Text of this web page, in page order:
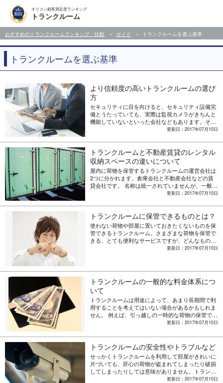
オリコン顧客満足度ランキング
トランクルーム
おすすめのトランクルームランキング・比較 ガイド トランクルームを選ぶ基準
トランクルームを選ぶ基準
より信頼度の高いトランクルームの選び
方
セキュリティに目を向けると、セキュリティ設備完
備とうたっていても、実際は監視カメラがきちんと
機能していないといった会社などもあります。そこ
で、今回は信頼できるトランクルームの選び方につ
更新日：2017年07月10日
トランクルームと不動産賃貸のレンタル
収納スペースの違いについて
屋内に荷物を保管するトランクルームの運営会社は
2つに分かれます。倉庫会社と不動産会社などの賃
貸会社です。 名称は統一されていませんが、一般的
に倉庫会社が経営しているものを「トランクルー
納スペース」と呼びます。 どちらを選ぶかによっ
て、荷物を預ける環境が変わってきますので、それ
ぞれの特徴を知っておくことが大切です。今回は、
「トランクルーム」と「レンタル収納スペース」の
違いについて紹介します。
更新日：2017年07月10日
トランクルームに保管できるものとは？
使わない荷物や部屋に置いておきたくないものを保
管できるトランクルーム。さまざまな荷物を保管で
きる、とても便利なサービスですが、どんなもので
も保管できるというわけではありません。中にはト
物とできない品物を紹介します。
更新日：2017年07月10日
トランクルームの一般的な料金体系につ
いて
トランクルームは用途によって、あまり長期間で利
用することを考えてはいない場合があるかもしれま
せん。 例えば、引っ越しの一時的な荷物の保管であ
れば、1か月も利用しない可能性もあります。「貸
イメージのあるトランクルームですが、実は短期間
でも収納スペースを契約できるトランクルームは多
くあります。今回は利用する期間によってかかる利
用料金の目安を紹介します。
更新日：2017年07月10日
トランクルームの安全性やトラブルなど
せっかくトランクルームを利用して部屋がきれいに
片づいても、肝心の荷物が盗まれてしまったり破損
してしまったりしては意味がありません。トランク
ルームを探すときには、セキュリティはしっかりと
更新日：2017年07月10日